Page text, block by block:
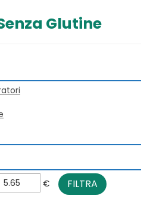
Glutine
€